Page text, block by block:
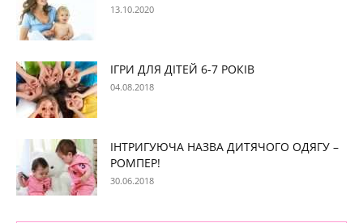
13.10.2020
ІГРИ ДЛЯ ДІТЕЙ 6-7 РОКІВ
04.08.2018
ІНТРИГУЮЧА НАЗВА ДИТЯЧОГО ОДЯГУ –
РОМПЕР!
30.06.2018